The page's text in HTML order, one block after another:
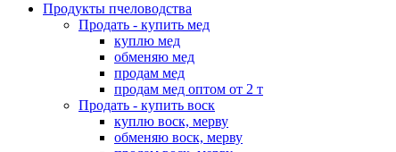
Продукты пчеловодства
Продать - купить мед
куплю мед
обменяю мед
продам мед
продам мед оптом от 2 т
Продать - купить воск
куплю воск, мерву
обменяю воск, мерву